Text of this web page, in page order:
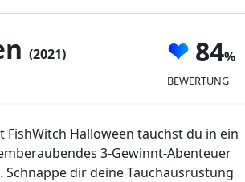
(2021)
84
BEWERTUNG
FishWitch Halloween tauchst du in ein
3-Gewinnt-Abenteuer
Schnappe dir deine Tauchausrüstung